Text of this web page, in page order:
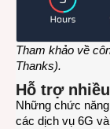
Tham khảo về
Thanks).
Hỗ trợ
Những chức
các dịch vụ 6G